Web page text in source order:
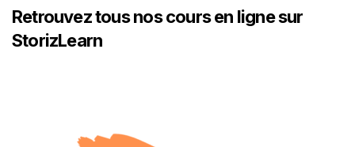
Retrouvez tous nos cours en ligne sur
StorizLearn